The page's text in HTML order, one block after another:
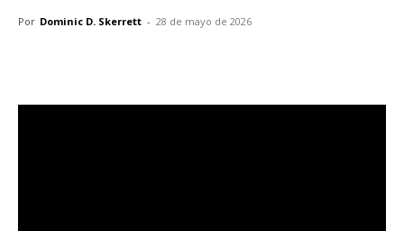
Por Dominic D. Skerrett - 28 de mayo de 2026